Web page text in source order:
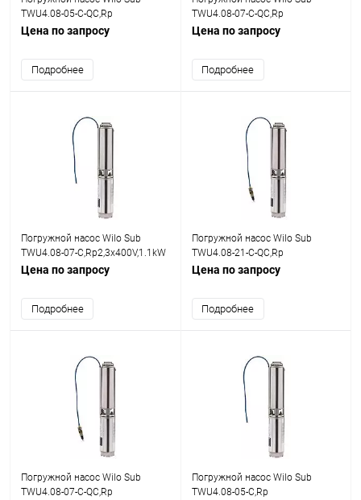
TWU4.08-05-C-QC,Rp
2,3x400V,0.75kW
Цена по запросу
Подробнее
TWU4.08-07-C-QC,Rp
2,1x230V,1.1kW
Цена по запросу
Подробнее
Погружной насос Wilo Sub
TWU4.08-07-C,Rp2,3x400V,1.1kW
Цена по запросу
Подробнее
Погружной насос Wilo Sub
TWU4.08-21-C-QC,Rp
2,3x400V,3kW
Цена по запросу
Подробнее
Погружной насос Wilo Sub
TWU4.08-07-C-QC,Rp
Погружной насос Wilo Sub
TWU4.08-05-C,Rp